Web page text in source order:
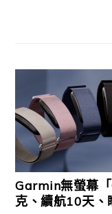
Garmin無螢幕
克、續航10天、